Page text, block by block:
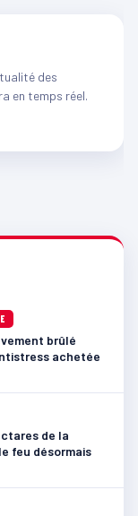
des
en temps réel.
brûlé
achetée
de la
feu désormais